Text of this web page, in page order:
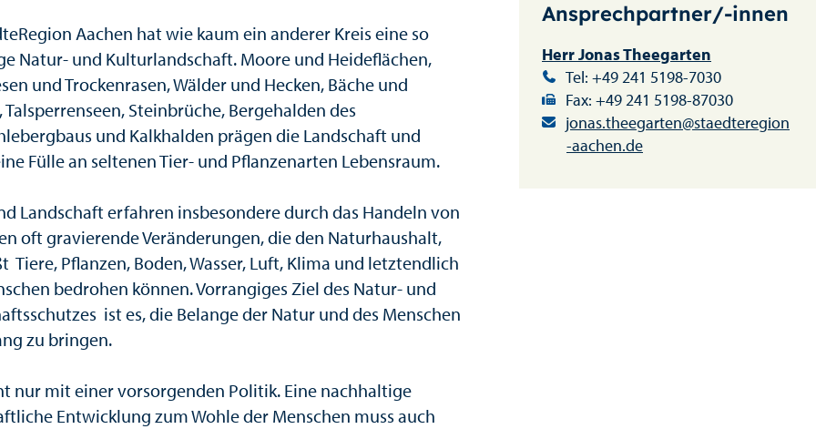
Aachen hat wie kaum ein anderer Kreis eine so
Natur- und Kulturlandschaft. Moore und Heideflächen,
und Trockenrasen, Wälder und Hecken, Bäche und
Talsperrenseen, Steinbrüche, Bergehalden des
und Kalkhalden prägen die Landschaft und
Fülle an seltenen Tier- und Pflanzenarten Lebensraum.
Landschaft erfahren insbesondere durch das Handeln von
oft gravierende Veränderungen, die den Naturhaushalt,
Tiere, Pflanzen, Boden, Wasser, Luft, Klima und letztendlich
bedrohen können. Vorrangiges Ziel des Natur- und
ist es, die Belange der Natur und des Menschen
zu bringen.
nur mit einer vorsorgenden Politik. Eine nachhaltige
Entwicklung zum Wohle der Menschen muss auch
Ansprechpartner/-innen
Herr Jonas Theegarten
Tel: +49 241 5198-7030
Fax: +49 241 5198-87030
jonas.theegarten@staedteregion
-aachen.de